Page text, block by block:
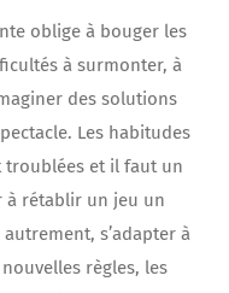
oblige à bouger les
à surmonter, à
des solutions
Les habitudes
troublées et il faut un
à rétablir un jeu un
s’adapter à
règles, les